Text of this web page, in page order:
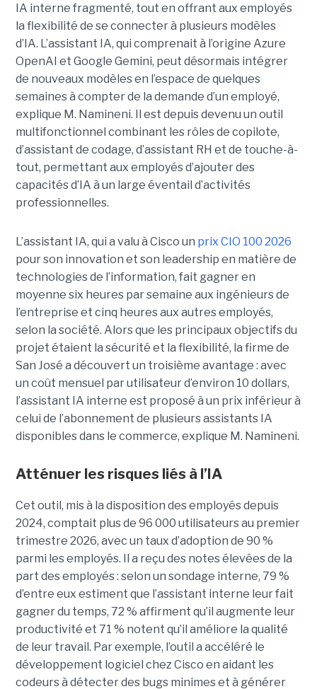
IA interne fragmenté, tout en offrant aux employés
la flexibilité de se connecter à plusieurs modèles
d’IA. L’assistant IA, qui comprenait à l’origine Azure
OpenAI et Google Gemini, peut désormais intégrer
de nouveaux modèles en l’espace de quelques
semaines à compter de la demande d’un employé,
explique M. Namineni. Il est depuis devenu un outil
multifonctionnel combinant les rôles de copilote,
d’assistant de codage, d’assistant RH et de touche-à-
tout, permettant aux employés d’ajouter des
capacités d’IA à un large éventail d’activités
professionnelles.
L’assistant IA, qui a valu à Cisco un prix CIO 100 2026
pour son innovation et son leadership en matière de
technologies de l’information, fait gagner en
moyenne six heures par semaine aux ingénieurs de
l’entreprise et cinq heures aux autres employés,
selon la société. Alors que les principaux objectifs du
projet étaient la sécurité et la flexibilité, la firme de
San José a découvert un troisième avantage : avec
un coût mensuel par utilisateur d’environ 10 dollars,
l’assistant IA interne est proposé à un prix inférieur à
celui de l’abonnement de plusieurs assistants IA
disponibles dans le commerce, explique M. Namineni.
Atténuer les risques liés à l’IA
Cet outil, mis à la disposition des employés depuis
2024, comptait plus de 96 000 utilisateurs au premier
trimestre 2026, avec un taux d’adoption de 90 %
parmi les employés. Il a reçu des notes élevées de la
part des employés : selon un sondage interne, 79 %
d’entre eux estiment que l’assistant interne leur fait
gagner du temps, 72 % affirment qu’il augmente leur
productivité et 71 % notent qu’il améliore la qualité
de leur travail. Par exemple, l’outil a accéléré le
développement logiciel chez Cisco en aidant les
codeurs à détecter des bugs minimes et à générer